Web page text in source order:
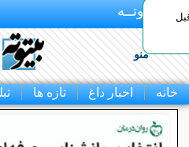
بـیتوتــه
منو
خانه اخبار داغ تازه ها